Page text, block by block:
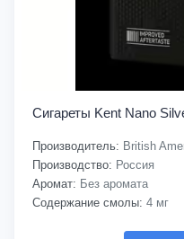
Сигареты Kent Nano
Производитель: British
Производство: Россия
Аромат: Без аромата
Содержание смолы: 4 мг